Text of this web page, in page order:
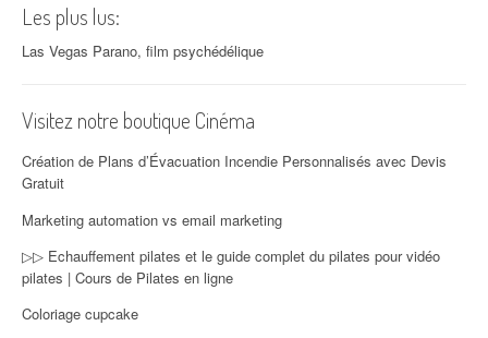
Les plus lus:
Las Vegas Parano, film psychédélique
Visitez notre boutique Cinéma
Création de Plans d’Évacuation Incendie Personnalisés avec Devis
Gratuit
Marketing automation vs email marketing
▷▷ Echauffement pilates et le guide complet du pilates pour vidéo
pilates | Cours de Pilates en ligne
Coloriage cupcake